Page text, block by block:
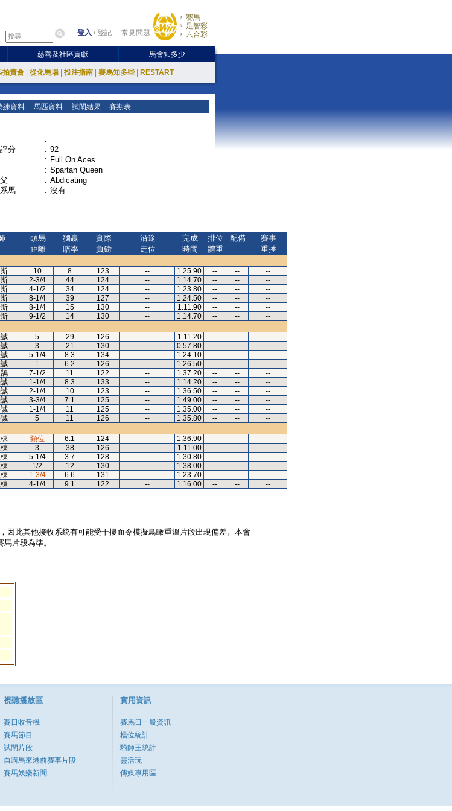
登入 /登記 常見問題
賽馬
足智彩
六合彩
慈善及社區貢獻 馬會知多少
拍賣會 從化馬場 投注指南 賽馬知多些 RESTART
練資料 馬匹資料 試閘結果 賽期表
:
分
: 92
: Full On Aces
: Spartan Queen
: Abdicating
馬
: 沒有
頭馬
距離
獨贏
賠率
實際
負磅
沿途
走位
完成
時間
排位
體重
配備
賽事
重播
10 8 123 -- 1.25.90 -- --
--
2-3/4 44 124 -- 1.14.70 -- --
--
4-1/2 34 124 -- 1.23.80 -- --
--
8-1/4 39 127 -- 1.24.50 -- --
--
8-1/4 15 130 -- 1.11.90 -- --
--
9-1/2 14 130 -- 1.14.70 -- --
--
5 29 126 -- 1.11.20 -- --
--
3 21 130 -- 0.57.80 -- --
--
5-1/4 8.3 134 -- 1.24.10 -- --
--
1 6.2 126 -- 1.26.50 -- --
--
7-1/2 11 122 -- 1.37.20 -- --
--
1-1/4 8.3 133 -- 1.14.20 -- --
--
2-1/4 10 123 -- 1.36.50 -- --
--
3-3/4 7.1 125 -- 1.49.00 -- --
--
1-1/4 11 125 -- 1.35.00 -- --
--
5 11 126 -- 1.35.80 -- --
--
頸位 6.1 124 -- 1.36.90 -- --
--
3 38 126 -- 1.11.00 -- --
--
5-1/4 3.7 128 -- 1.30.80 -- --
--
1/2 12 130 -- 1.38.00 -- --
--
1-3/4 6.6 131 -- 1.23.70 -- --
--
4-1/4 9.1 122 -- 1.16.00 -- -- --
此其他接收系統有可能受干擾而令模擬鳥瞰重溫片段出現偏差。本會
片段為準。
視聽播放區
賽日收音機
賽馬節目
試閘片段
自購馬來港前賽事片段
賽馬娛樂新聞
實用資訊
賽馬日一般資訊
檔位統計
騎師王統計
靈活玩
傳媒專用區